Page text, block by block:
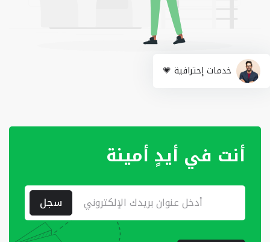
خدمات إحترافية 💗
أنت في أيدٍ أمينة
سجل